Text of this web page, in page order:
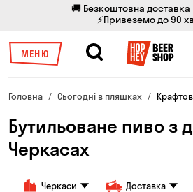
🚚 Безкоштовна доставка
⚡Привеземо до 90
МЕНЮ
Головна Сьогодні в пляшках
Бутильоване пиво з
Черкасах
Черкаси Доставка